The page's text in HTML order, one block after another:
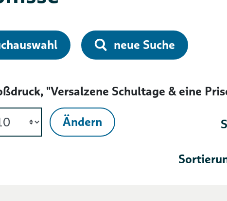
neue Suche
"Versalzene Schultage & eine
Ändern